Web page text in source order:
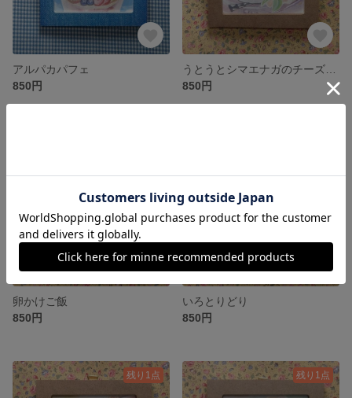
アルパカパフェ
850円
850円
卵かけご飯
850円
いろとりどり
850円
残り1点 残り1点